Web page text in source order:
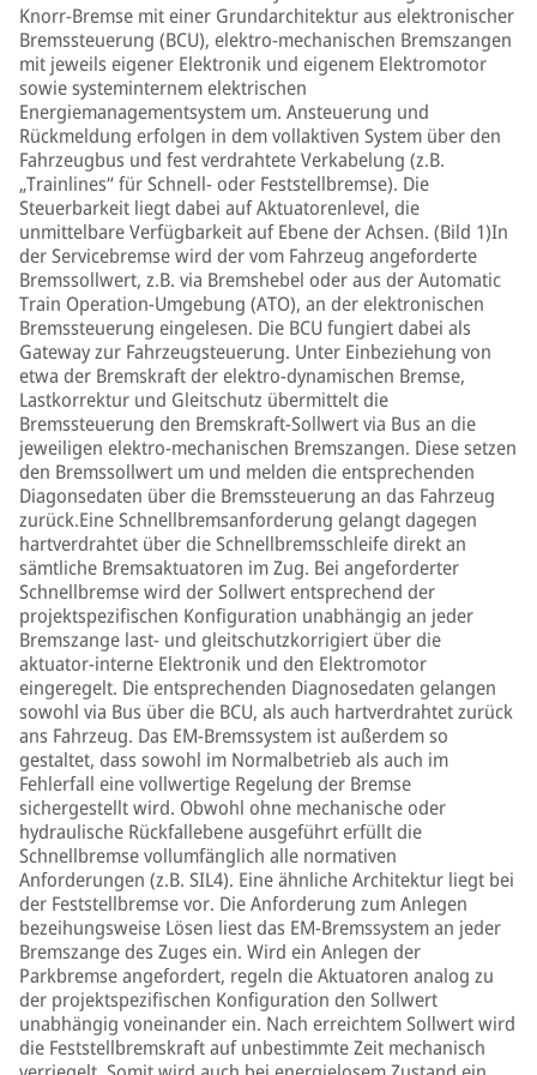
Knorr-Bremse mit einer Grundarchitektur aus elektronischer
Bremssteuerung (BCU), elektro-mechanischen Bremszangen
mit jeweils eigener Elektronik und eigenem Elektromotor
sowie systeminternem elektrischen
Energiemanagementsystem um. Ansteuerung und
Rückmeldung erfolgen in dem vollaktiven System über den
Fahrzeugbus und fest verdrahtete Verkabelung (z.B.
„Trainlines“ für Schnell- oder Feststellbremse). Die
Steuerbarkeit liegt dabei auf Aktuatorenlevel, die
unmittelbare Verfügbarkeit auf Ebene der Achsen. (Bild 1)In
der Servicebremse wird der vom Fahrzeug angeforderte
Bremssollwert, z.B. via Bremshebel oder aus der Automatic
Train Operation-Umgebung (ATO), an der elektronischen
Bremssteuerung eingelesen. Die BCU fungiert dabei als
Gateway zur Fahrzeugsteuerung. Unter Einbeziehung von
etwa der Bremskraft der elektro-dynamischen Bremse,
Lastkorrektur und Gleitschutz übermittelt die
Bremssteuerung den Bremskraft-Sollwert via Bus an die
jeweiligen elektro-mechanischen Bremszangen. Diese setzen
den Bremssollwert um und melden die entsprechenden
Diagonsedaten über die Bremssteuerung an das Fahrzeug
zurück.Eine Schnellbremsanforderung gelangt dagegen
hartverdrahtet über die Schnellbremsschleife direkt an
sämtliche Bremsaktuatoren im Zug. Bei angeforderter
Schnellbremse wird der Sollwert entsprechend der
projektspezifischen Konfiguration unabhängig an jeder
Bremszange last- und gleitschutzkorrigiert über die
aktuator-interne Elektronik und den Elektromotor
eingeregelt. Die entsprechenden Diagnosedaten gelangen
sowohl via Bus über die BCU, als auch hartverdrahtet zurück
ans Fahrzeug. Das EM-Bremssystem ist außerdem so
gestaltet, dass sowohl im Normalbetrieb als auch im
Fehlerfall eine vollwertige Regelung der Bremse
sichergestellt wird. Obwohl ohne mechanische oder
hydraulische Rückfallebene ausgeführt erfüllt die
Schnellbremse vollumfänglich alle normativen
Anforderungen (z.B. SIL4). Eine ähnliche Architektur liegt bei
der Feststellbremse vor. Die Anforderung zum Anlegen
bezeihungsweise Lösen liest das EM-Bremssystem an jeder
Bremszange des Zuges ein. Wird ein Anlegen der
Parkbremse angefordert, regeln die Aktuatoren analog zu
der projektspezifischen Konfiguration den Sollwert
unabhängig voneinander ein. Nach erreichtem Sollwert wird
die Feststellbremskraft auf unbestimmte Zeit mechanisch